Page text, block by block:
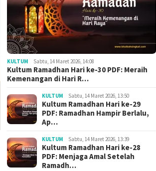
KULTUM Sabtu, 14 Maret 2026, 14:08
Kultum Ramadhan Hari ke-30 PDF: Meraih
Kemenangan di Hari R…
KULTUM Sabtu, 14 Maret 2026, 13:50
Kultum Ramadhan Hari ke-29
PDF: Ramadhan Hampir Berlalu,
Ap…
KULTUM Sabtu, 14 Maret 2026, 13:39
Kultum Ramadhan Hari ke-28
PDF: Menjaga Amal Setelah
Ramadh…